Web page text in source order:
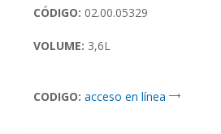
CÓDIGO: 02.00.05329
VOLUME: 3,6L
CODIGO: acceso en línea